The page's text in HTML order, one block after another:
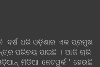
ବର୍ଷ ଧରି ଓଡ଼ିଶାର ଏକ ପ୍ରମୁଖ
ପରିଚୟ ପାଇଛି । ଆଜି ଚାରି
ମିଡିଆ ନେଟୱର୍କ ’ ହେଉଛି